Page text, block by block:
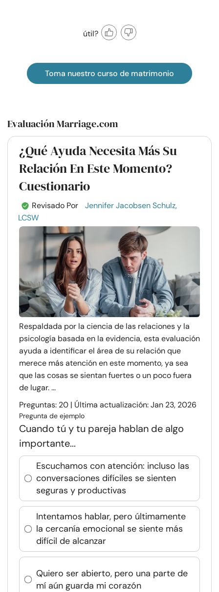
útil?
Toma nuestro curso de matrimonio
Evaluación Marriage.com
¿Qué Ayuda Necesita Más Su
Relación En Este Momento?
Cuestionario
Revisado Por
Jennifer Jacobsen Schulz,
LCSW
Respaldada por la ciencia de las relaciones y la
psicología basada en la evidencia, esta evaluación
ayuda a identificar el área de su relación que
merece más atención en este momento, ya sea
que las cosas se sientan fuertes o un poco fuera
de lugar. ...
Preguntas: 20 | Última actualización: Jan 23, 2026
Pregunta de ejemplo
Cuando tú y tu pareja hablan de algo
importante...
Escuchamos con atención: incluso las
conversaciones difíciles se sienten
seguras y productivas
Intentamos hablar, pero últimamente
la cercanía emocional se siente más
difícil de alcanzar
Quiero ser abierto, pero una parte de
mí aún guarda mi corazón